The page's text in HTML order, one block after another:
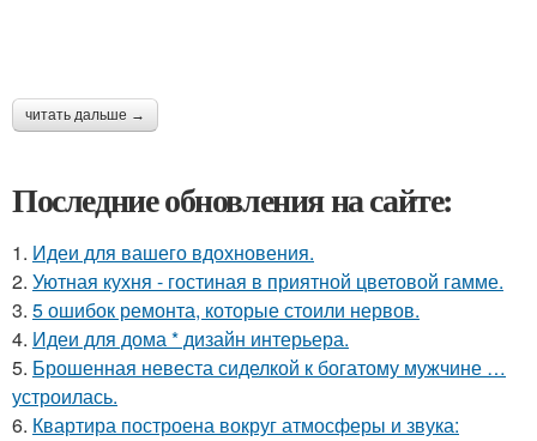
читать дальше →
Последние обновления на сайте:
1. Идеи для вашего вдохновения.
2. Уютная кухня - гостиная в приятной цветовой гамме.
3. 5 ошибок ремонта, которые стоили нервов.
4. Идеи для дома * дизайн интерьера.
5. Брошенная невеста сиделкой к богатому мужчине …
устроилась.
6. Квартира построена вокруг атмосферы и звука: